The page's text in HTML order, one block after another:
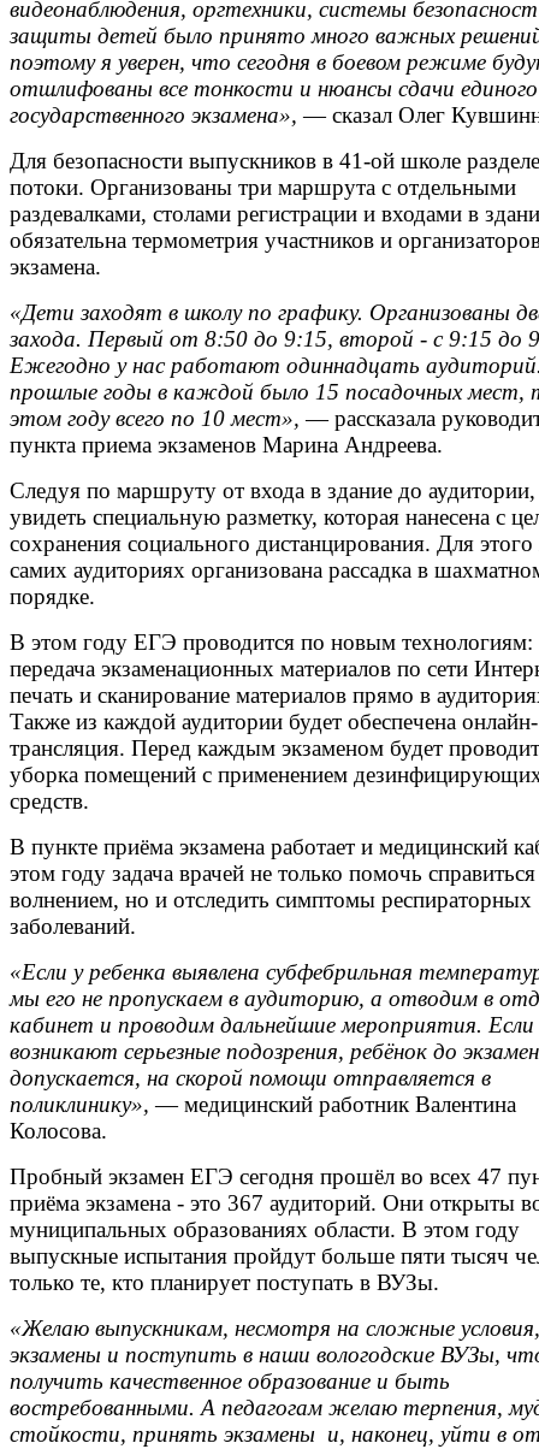
видеонаблюдения, оргтехники, системы
защиты детей было принято много важных
поэтому я уверен, что сегодня в боевом режиме
отшлифованы все тонкости и нюансы сдачи единого
государственного экзамена»,— сказал Олег
Для безопасности выпускников в 41-ой школе
потоки. Организованы три маршрута с отдельными
раздевалками, столами регистрации и входами в
обязательна термометрия участников и
экзамена.
«Дети заходят в школу по графику. Организованы
захода. Первый от 8:50 до 9:15, второй - с 9:15 до
Ежегодно у нас работают одиннадцать
прошлые годы в каждой было 15 посадочных мест,
этом году всего по 10 мест»,— рассказала
пункта приема экзаменов Марина Андреева.
Следуя по маршруту от входа в здание до
увидеть специальную разметку, которая нанесена с
сохранения социального дистанцирования. Для
самих аудиториях организована рассадка в
порядке.
В этом году ЕГЭ проводится по новым технологиям:
передача экзаменационных материалов по сети
печать и сканирование материалов прямо в
Также из каждой аудитории будет обеспечена онлайн-
трансляция. Перед каждым экзаменом будет
уборка помещений с применением
средств.
В пункте приёма экзамена работает и медицинский
этом году задача врачей не только помочь справиться
волнением, но и отследить симптомы респираторных
заболеваний.
«Если у ребенка выявлена субфебрильная
мы его не пропускаем в аудиторию, а отводим в
кабинет и проводим дальнейшие мероприятия. Если
возникают серьезные подозрения, ребёнок до
допускается, на скорой помощи отправляется в
поликлинику»,— медицинский работник Валентина
Колосова.
Пробный экзамен ЕГЭ сегодня прошёл во всех 47
приёма экзамена - это 367 аудиторий. Они открыты
муниципальных образованиях области. В этом году
выпускные испытания пройдут больше пяти тысяч
только те, кто планирует поступать в ВУЗы.
«Желаю выпускникам, несмотря на сложные
экзамены и поступить в наши вологодские ВУЗы,
получить качественное образование и быть
востребованными. А педагогам желаю терпения,
стойкости, принять экзамены и, наконец, уйти в